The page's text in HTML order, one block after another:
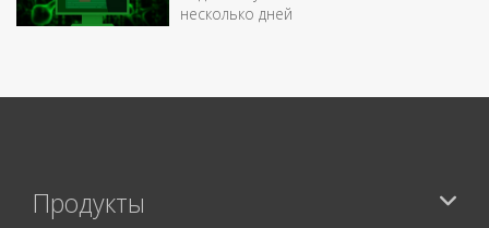
несколько дней
Продукты